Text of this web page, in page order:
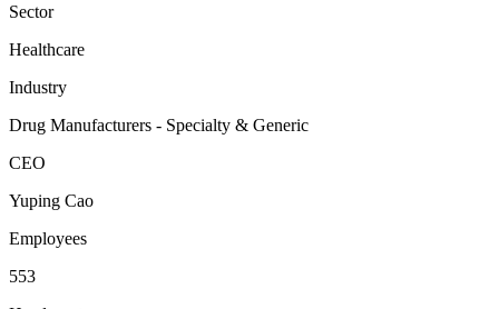
Sector
Healthcare
Industry
Drug Manufacturers - Specialty & Generic
CEO
Yuping Cao
Employees
553